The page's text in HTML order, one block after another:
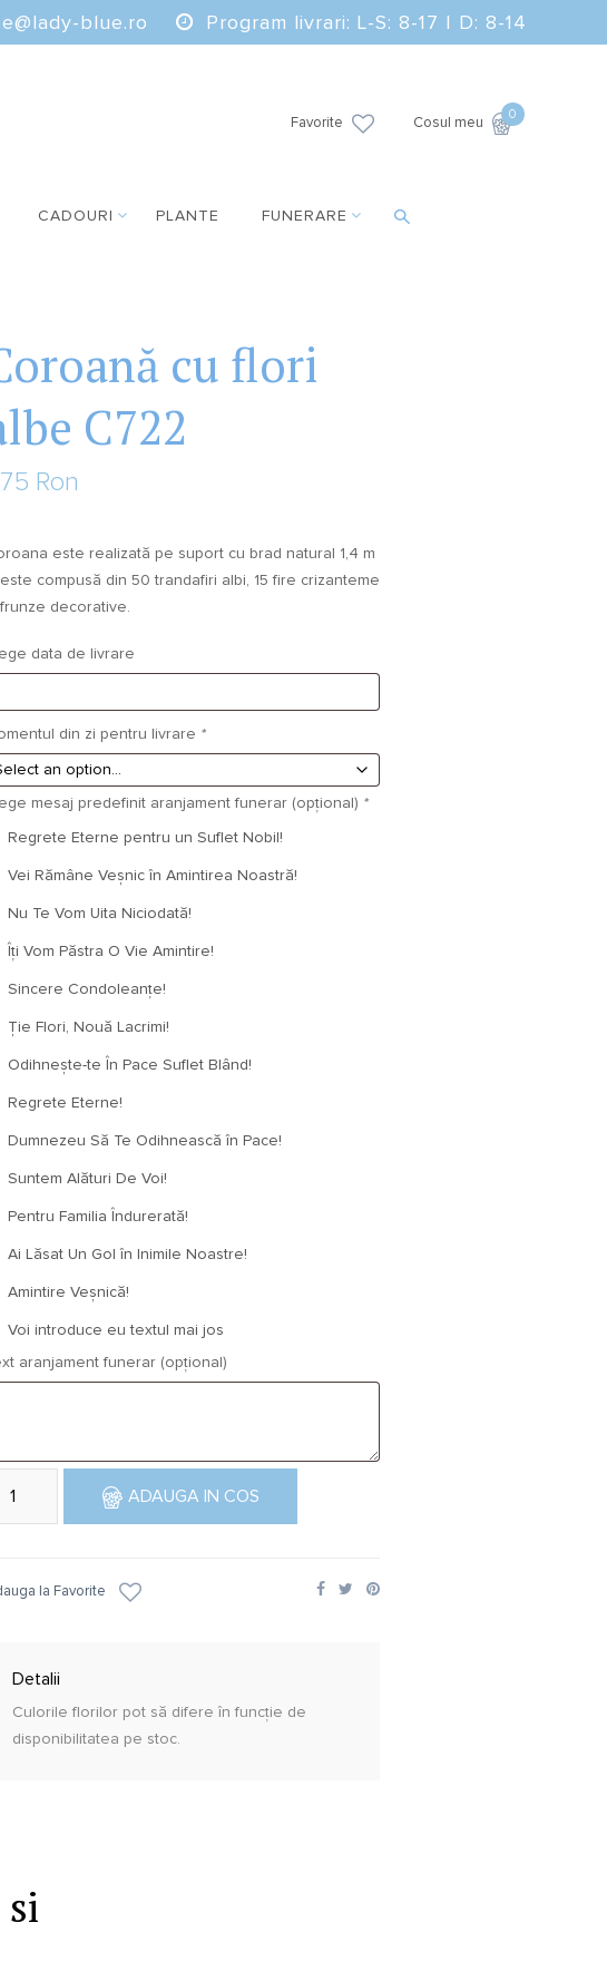
blue.ro Program livrari: L-S: 8-17 | D: 8-14
Favorite Cosul meu
0
CADOURI PLANTE FUNERARE
cu flori
C722
Ron
este realizată pe suport cu brad natural 1,4 m
compusă din 50 trandafiri albi, 15 fire crizanteme
decorative.
data de livrare
din zi pentru livrare *
mesaj predefinit aranjament funerar (opțional) *
Regrete Eterne pentru un Suflet Nobil!
Vei Rămâne Veșnic în Amintirea Noastră!
Nu Te Vom Uita Niciodată!
Îți Vom Păstra O Vie Amintire!
Sincere Condoleanțe!
Ție Flori, Nouă Lacrimi!
Odihnește-te În Pace Suflet Blând!
Regrete Eterne!
Dumnezeu Să Te Odihnească în Pace!
Suntem Alături De Voi!
Pentru Familia Îndurerată!
Ai Lăsat Un Gol în Inimile Noastre!
Amintire Veșnică!
Voi introduce eu textul mai jos
aranjament funerar (opțional)
ADAUGA IN COS
la Favorite
Detalii
Culorile florilor pot să difere în funcție de
disponibilitatea pe stoc.